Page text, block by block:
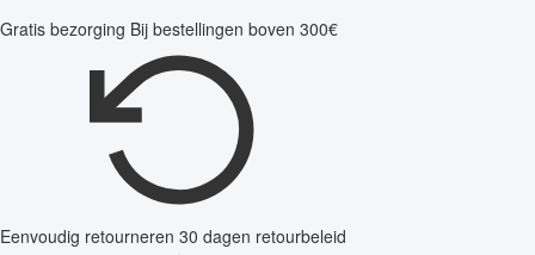
Gratis bezorging Bij bestellingen boven 300€
Eenvoudig retourneren 30 dagen retourbeleid